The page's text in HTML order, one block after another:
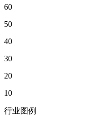
60
50
40
30
20
10
行业图例